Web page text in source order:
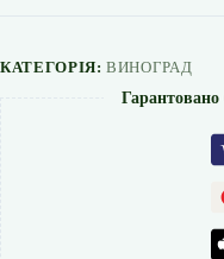
КАТЕГОРІЯ:ВИНОГРАД
Гарантовано